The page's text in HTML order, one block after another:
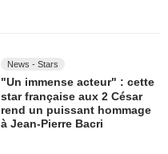
News - Stars
"Un immense acteur" : cette
star française aux 2 César
rend un puissant hommage
à Jean-Pierre Bacri